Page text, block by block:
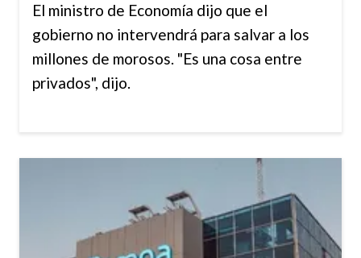
El ministro de Economía dijo que el
gobierno no intervendrá para salvar a los
millones de morosos. "Es una cosa entre
privados", dijo.